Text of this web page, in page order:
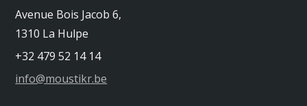
Avenue Bois Jacob 6,
1310 La Hulpe
+32 479 52 14 14
info@moustikr.be